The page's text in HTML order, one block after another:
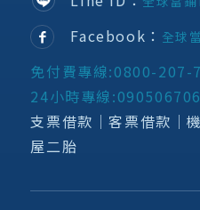
Facebook： 全球
免付費專線:0800-207-
24小時專線
支票借款│客票借款│
屋二胎